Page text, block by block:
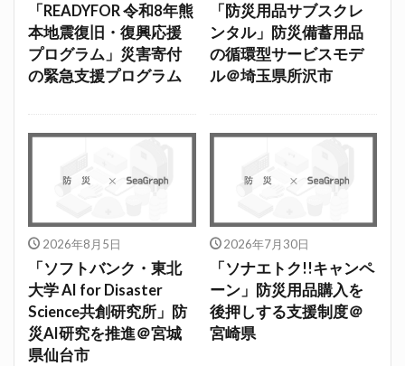
「READYFOR 令和8年熊
本地震復旧・復興応援
プログラム」災害寄付
の緊急支援プログラム
「防災用品サブスクレ
ンタル」防災備蓄用品
の循環型サービスモデ
ル＠埼玉県所沢市
2026年8月5日
「ソフトバンク・東北
大学 AI for Disaster
Science共創研究所」防
災AI研究を推進＠宮城
県仙台市
2026年7月30日
「ソナエトク!!キャンペ
ーン」防災用品購入を
後押しする支援制度＠
宮崎県